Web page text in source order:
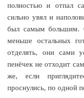
полностью и отпал
сильно увял и
был самым большим.
меньше остальных
отделять, они сами
пенёчек не отходит
же, если
проснулись, по одной